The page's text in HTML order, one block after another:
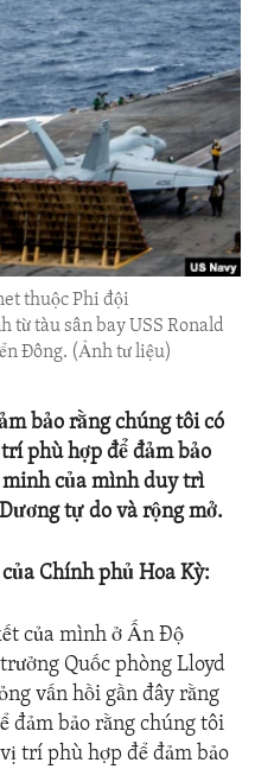
thuộc Phi đội
từ tàu sân bay USS Ronald
Đông. (Ảnh tư liệu)
bảo rằng chúng tôi có
phù hợp để đảm bảo
của mình duy trì
tự do và rộng mở.
Chính phủ Hoa Kỳ:
của mình ở Ấn Độ
Quốc phòng Lloyd
vấn hồi gần đây rằng
đảm bảo rằng chúng tôi
trí phù hợp để đảm bảo